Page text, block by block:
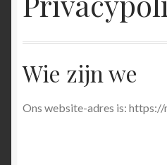
Basket
menu
Custom made
Wie zijn we
Ons website-adres is: